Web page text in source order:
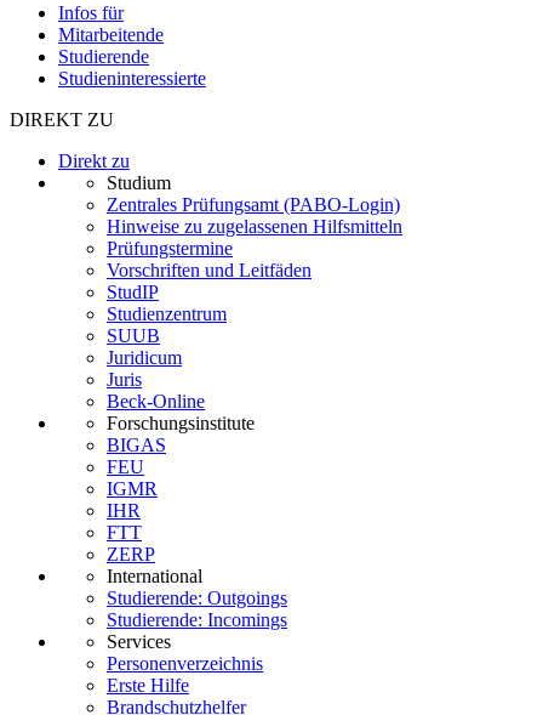
Infos für
Mitarbeitende
Studierende
Studieninteressierte
DIREKT ZU
Direkt zu
Studium
Zentrales Prüfungsamt (PABO-Login)
Hinweise zu zugelassenen Hilfsmitteln
Prüfungstermine
Vorschriften und Leitfäden
StudIP
Studienzentrum
SUUB
Juridicum
Juris
Beck-Online
Forschungsinstitute
BIGAS
FEU
IGMR
IHR
FTT
ZERP
International
Studierende: Outgoings
Studierende: Incomings
Services
Personenverzeichnis
Erste Hilfe
Brandschutzhelfer